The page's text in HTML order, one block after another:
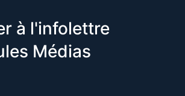
à l'infolettre
Médias